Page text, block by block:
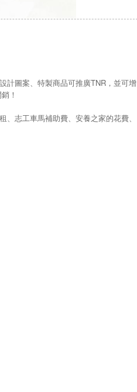
計圖案、特製商品可推廣TNR，並可增
！
志工車馬補助費、安養之家的花費、